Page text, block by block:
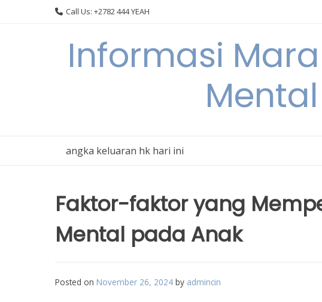
Call Us: +2782 444 YEAH
Informasi
angka keluaran hk hari ini
Faktor-faktor yang
Mental pada Anak
Posted on November 26, 2024 by admincin